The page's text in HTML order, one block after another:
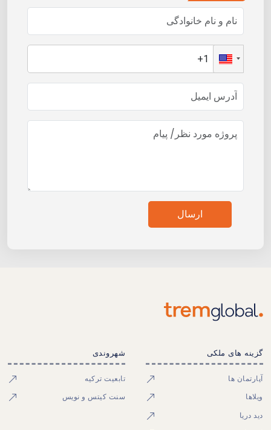
ارسال
گزینه های ملکی
آپارتمان ها
ویلاها
دید دریا
شهروندی
تابعیت ترکیه
سنت کیتس و نویس